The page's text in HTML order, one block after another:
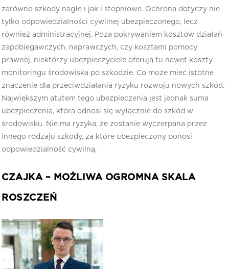
zarówno szkody nagłe i jak i stopniowe. Ochrona dotyczy nie
tylko odpowiedzialności cywilnej ubezpieczonego, lecz
również administracyjnej. Poza pokrywaniem kosztów działań
zapobiegawczych, naprawczych, czy kosztami pomocy
prawnej, niektórzy ubezpieczyciele oferują tu nawet koszty
monitoringu środowiska po szkodzie. Co może mieć istotne
znaczenie dla przeciwdziałania ryzyku rozwoju nowych szkód.
Największym atutem tego ubezpieczenia jest jednak suma
ubezpieczenia, która odnosi się wyłącznie do szkód w
środowisku. Nie ma ryzyka, że zostanie wyczerpana przez
innego rodzaju szkody, za które ubezpieczony ponosi
odpowiedzialność cywilną.
CZAJKA – MOŻLIWA OGROMNA SKALA
ROSZCZEŃ